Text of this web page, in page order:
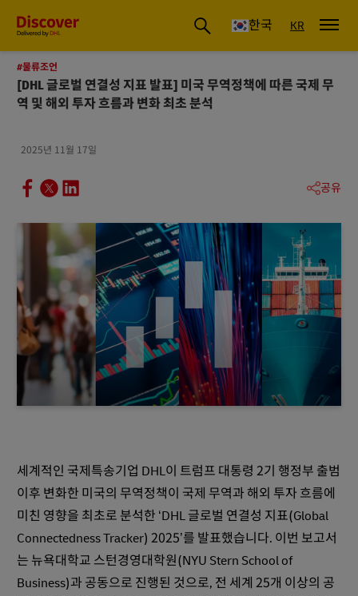
글로벌 배송 및 물류 인사이트 | DHL Discover 한국
한국 KR
#물류조언
[DHL 글로벌 연결성 지표 발표] 미국 무역정책에 따른 국제 무
역 및 해외 투자 흐름과 변화 최초 분석
2025년 11월 17일
공유
세계적인 국제특송기업 DHL이 트럼프 대통령 2기 행정부 출범
이후 변화한 미국의 무역정책이 국제 무역과 해외 투자 흐름에
미친 영향을 최초로 분석한 ‘DHL 글로벌 연결성 지표(Global
Connectedness Tracker) 2025’를 발표했습니다. 이번 보고서
는 뉴욕대학교 스턴경영대학원(NYU Stern School of
Business)과 공동으로 진행된 것으로, 전 세계 25개 이상의 공